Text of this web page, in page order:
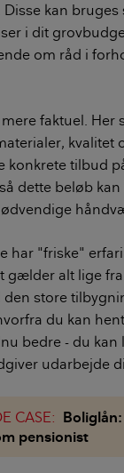
kan bruges
i dit
om råd i
faktuel. Her
kvalitet
konkrete tilbud
dette beløb
har "friske"
gælder alt lige
store
du kan
bedre - du kan
udarbejde
CASE:
pensionist